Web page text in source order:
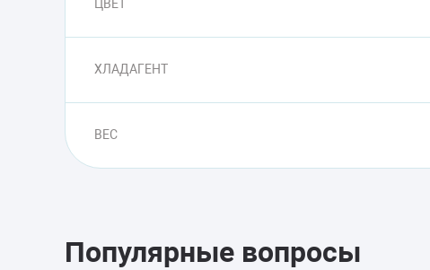
ЦВЕТ
ХЛАДАГЕНТ
ВЕС
Популярные вопросы